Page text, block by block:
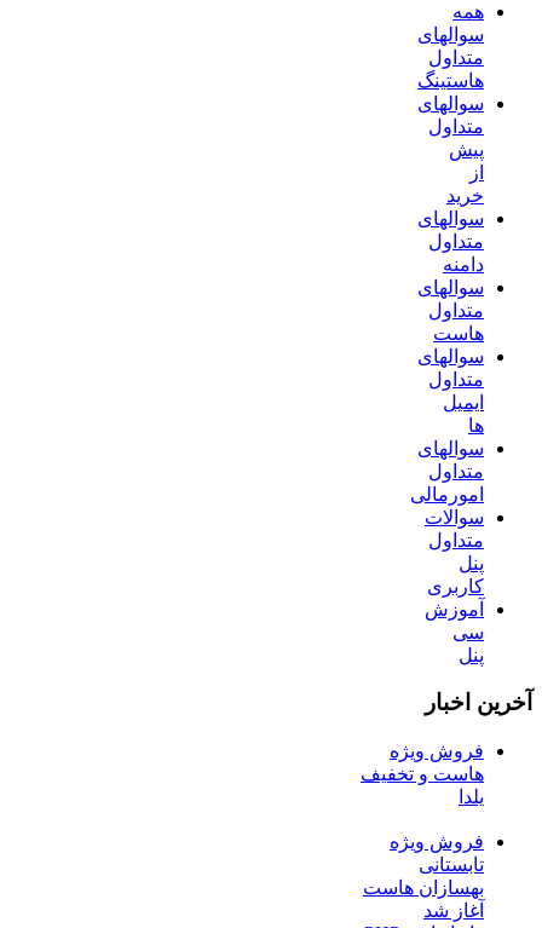
همه
سوالهای
متداول
هاستینگ
سوالهای
متداول
پیش
از
خرید
سوالهای
متداول
دامنه
سوالهای
متداول
هاست
سوالهای
متداول
ایمیل
ها
سوالهای
متداول
امورمالی
سوالات
متداول
پنل
کاربری
آموزش
سی
پنل
آخرین اخبار
فروش ویژه
هاست و تخفیف
یلدا
فروش ویژه
تابستانی
بهسازان هاست
آغاز شد